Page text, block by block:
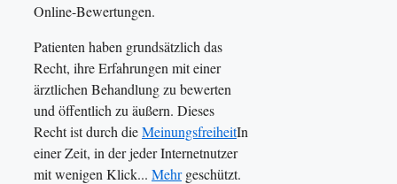
Online-Bewertungen.
Patienten haben grundsätzlich das
Recht, ihre Erfahrungen mit einer
ärztlichen Behandlung zu bewerten
und öffentlich zu äußern. Dieses
Recht ist durch dieMeinungsfreiheitIn
einer Zeit, in der jeder Internetnutzer
mit wenigen Klick... Mehrgeschützt.